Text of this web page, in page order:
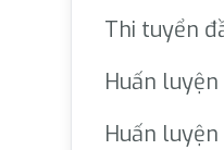
Thi tuyển
Huấn luyện
Huấn luyện